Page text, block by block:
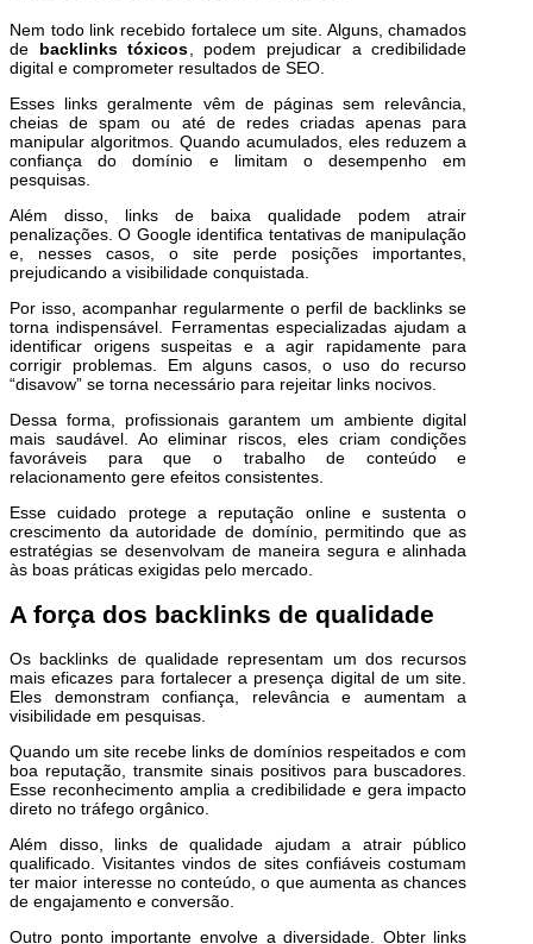
Nem todo link recebido fortalece um site. Alguns, chamados
de backlinks tóxicos , podem prejudicar a credibilidade
digital e comprometer resultados de SEO.
Esses links geralmente vêm de páginas sem relevância,
cheias de spam ou até de redes criadas apenas para
manipular algoritmos. Quando acumulados, eles reduzem a
confiança do domínio e limitam o desempenho em
pesquisas.
Além disso, links de baixa qualidade podem atrair
penalizações. O Google identifica tentativas de manipulação
e, nesses casos, o site perde posições importantes,
prejudicando a visibilidade conquistada.
Por isso, acompanhar regularmente o perfil de backlinks se
torna indispensável. Ferramentas especializadas ajudam a
identificar origens suspeitas e a agir rapidamente para
corrigir problemas. Em alguns casos, o uso do recurso
“disavow” se torna necessário para rejeitar links nocivos.
Dessa forma, profissionais garantem um ambiente digital
mais saudável. Ao eliminar riscos, eles criam condições
favoráveis para que o trabalho de conteúdo e
relacionamento gere efeitos consistentes.
Esse cuidado protege a reputação online e sustenta o
crescimento da autoridade de domínio, permitindo que as
estratégias se desenvolvam de maneira segura e alinhada
às boas práticas exigidas pelo mercado.
A força dos backlinks de qualidade
Os backlinks de qualidade representam um dos recursos
mais eficazes para fortalecer a presença digital de um site.
Eles demonstram confiança, relevância e aumentam a
visibilidade em pesquisas.
Quando um site recebe links de domínios respeitados e com
boa reputação, transmite sinais positivos para buscadores.
Esse reconhecimento amplia a credibilidade e gera impacto
direto no tráfego orgânico.
Além disso, links de qualidade ajudam a atrair público
qualificado. Visitantes vindos de sites confiáveis costumam
ter maior interesse no conteúdo, o que aumenta as chances
de engajamento e conversão.
Outro ponto importante envolve a diversidade. Obter links